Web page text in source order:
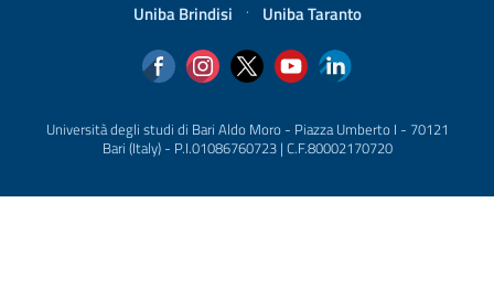
Uniba Brindisi · Uniba Taranto
Università degli studi di Bari Aldo Moro - Piazza Umberto I - 70121
Bari (Italy) - P.I.01086760723 | C.F.80002170720